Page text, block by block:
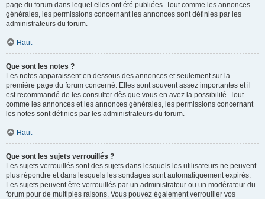
page du forum dans lequel elles ont été publiées. Tout comme les annonces
générales, les permissions concernant les annonces sont définies par les
administrateurs du forum.
Haut
Que sont les notes ?
Les notes apparaissent en dessous des annonces et seulement sur la
première page du forum concerné. Elles sont souvent assez importantes et il
est recommandé de les consulter dès que vous en avez la possibilité. Tout
comme les annonces et les annonces générales, les permissions concernant
les notes sont définies par les administrateurs du forum.
Haut
Que sont les sujets verrouillés ?
Les sujets verrouillés sont des sujets dans lesquels les utilisateurs ne peuvent
plus répondre et dans lesquels les sondages sont automatiquement expirés.
Les sujets peuvent être verrouillés par un administrateur ou un modérateur du
forum pour de multiples raisons. Vous pouvez également verrouiller vos